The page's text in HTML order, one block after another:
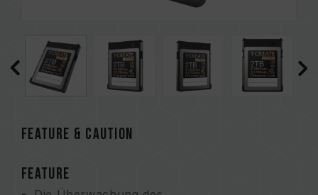
FEATURE & CAUTION
FEATURE